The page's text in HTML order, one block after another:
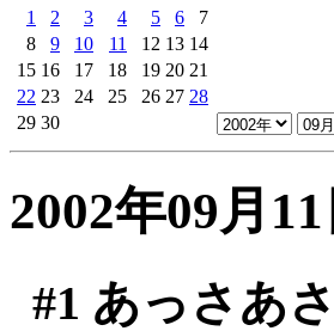
1
2 3 4 5 6
7
8
9 10 11 12 13 14
15 16 17 18 19 20 21
22 23 24 25 26 27 28
29 30
2002年09月
#1 あっさあ